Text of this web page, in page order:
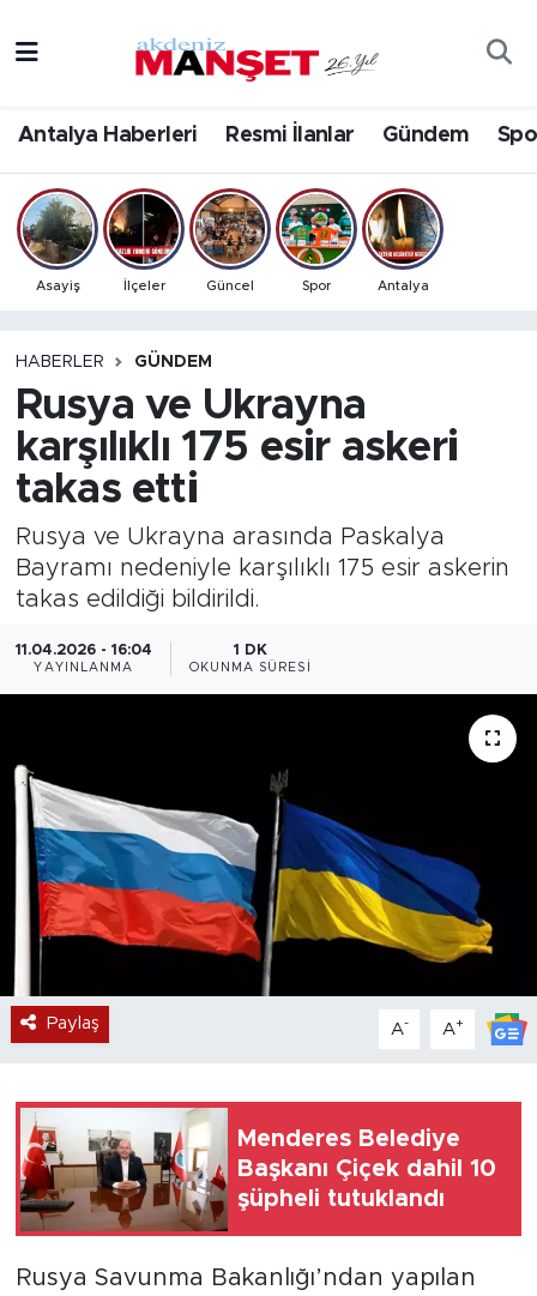
Antalya Haberleri Resmi İlanlar Gündem
Asayiş İlçeler Güncel Spor Antalya
HABERLER GÜNDEM
Rusya ve Ukrayna
karşılıklı 175 esir askeri
takas etti
Rusya ve Ukrayna arasında Paskalya
Bayramı nedeniyle karşılıklı 175 esir askerin
takas edildiği bildirildi.
11.04.2026 - 16:04
YAYINLANMA
1 DK
OKUNMA SÜRESI
Paylaş A- A+
Menderes Belediye
Başkanı Çiçek dahil 10
şüpheli tutuklandı
Rusya Savunma Bakanlığı’ndan yapılan
Bilim & Teknoloji
Eğitim
Ekonomi
Gündem
İlçeler
Magazin
Özel Haber
Sağlık
Spor
Turizm
Antalya Hava Durumu
Antalya Namaz Vakitleri
Antalya Trafik Yoğunluk Haritası
Tüm Manşetler
Son Dakika Haberleri